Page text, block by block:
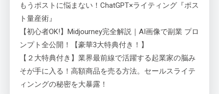
もうポストに悩まない！ChatGPT×ライティング『ポス
ト量産術』
【初心者OK!】Midjourney完全解説｜AI画像で副業 プロ
ンプト全公開！【豪華3大特典付き！】
【２大特典付き】業界最前線で活躍する起業家の脳み
そが手に入る！高額商品を売る方法。セールスライテ
ィンングの秘密を大暴露！